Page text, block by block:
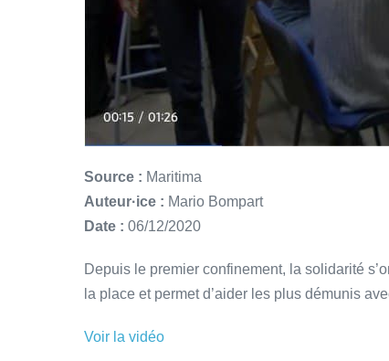
Source : Maritima
Auteur·ice : Mario Bompart
Date : 06/12/2020
Depuis le premier confinement, la solidarité
la place et permet d’aider les plus démunis
Voir la vidéo